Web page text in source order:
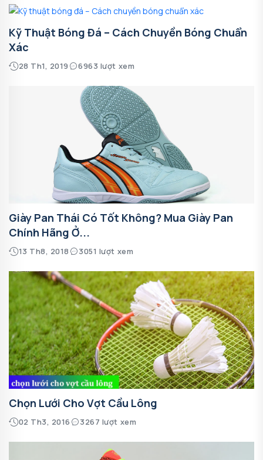
Kỹ Thuật Bóng Đá – Cách Chuyền Bóng Chuẩn
Xác
28 Th1, 2019 6963 lượt xem
Giày Pan Thái Có Tốt Không? Mua Giày Pan
Chính Hãng Ở...
13 Th8, 2018 3051 lượt xem
Chọn Lưới Cho Vợt Cầu Lông
02 Th3, 2016 3267 lượt xem